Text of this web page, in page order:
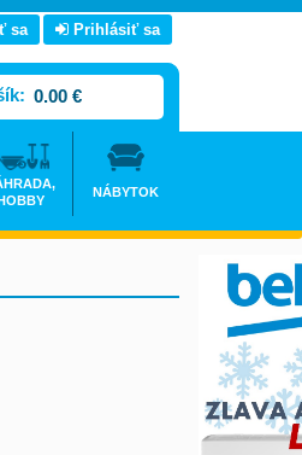
sa Prihlásiť sa
0.00 €
NÁBYTOK